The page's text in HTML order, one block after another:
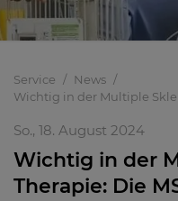
Service
News
Wichtig in der Multiple
So., 18. August 2024
Wichtig in der
Therapie: Die